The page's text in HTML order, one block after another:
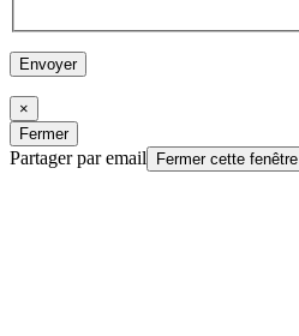
Envoyer
×
Fermer
Partager par email Fermer cette fenêtre